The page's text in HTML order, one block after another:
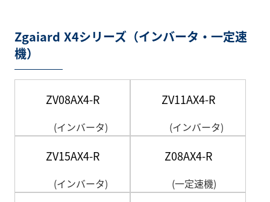
Zgaiard X4シリーズ（インバータ・一定速
機）
ZV08AX4-R
(インバータ)
ZV11AX4-R
(インバータ)
ZV15AX4-R
(インバータ)
Z08AX4-R
(一定速機)